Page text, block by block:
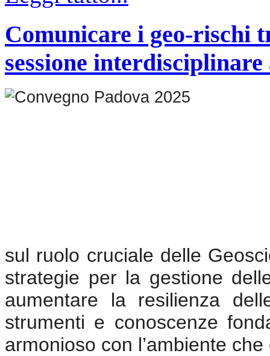
Comunicare i geo-rischi
sessione
sul ruolo cruciale delle
strategie per la gestione
aumentare la resilienza
strumenti e conoscenze
armonioso con l’ambiente